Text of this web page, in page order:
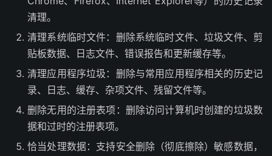
清理。
清理系统临时文件：删除系统临时文件、垃圾文件、剪
贴板数据、日志文件、错误报告和更新缓存等。
清理应用程序垃圾：删除与常用应用程序相关的历史记
录、日志、缓存、杂项文件、残留文件等。
删除无用的注册表项：删除访问计算机时创建的垃圾数
据和过时的注册表项。
恰当处理数据：支持安全删除（彻底擦除）敏感数据，